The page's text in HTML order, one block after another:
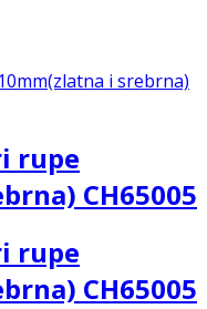
rupe
CH65005
rupe
CH65005